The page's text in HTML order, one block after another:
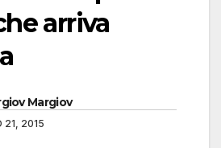
arriva
Margiov
21, 2015